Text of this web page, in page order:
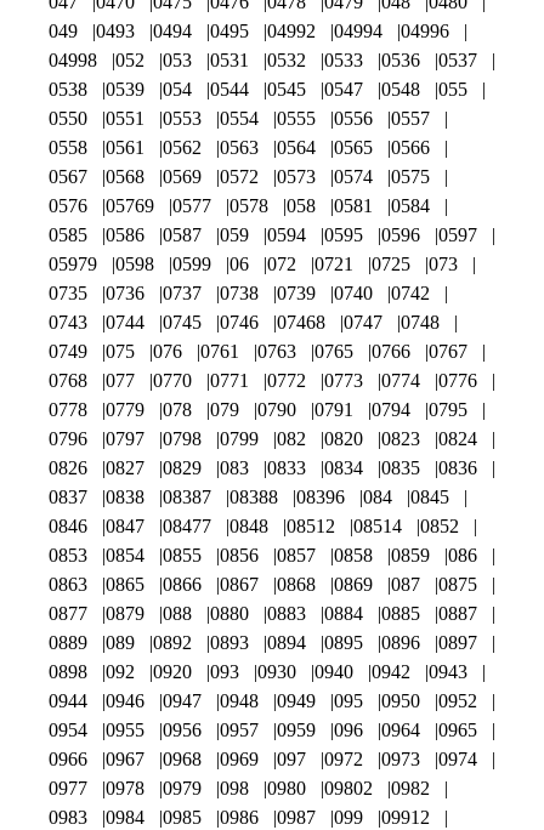
049
0493 0494 0495 04992 04994
04996
04998
052 053 0531 0532 0533 0536
0537
0538
0539 054 0544 0545 0547 0548
055
0550
0551 0553 0554 0555 0556
0557
0558
0561 0562 0563 0564 0565
0566
0567
0568 0569 0572 0573 0574
0575
0576
05769 0577 0578 058 0581
0584
0585
0586 0587 059 0594 0595 0596
0597
05979
0598 0599 06 072 0721 0725
073
0735
0736 0737 0738 0739 0740
0742
0743
0744 0745 0746 07468 0747
0748
0749
075 076 0761 0763 0765 0766
0767
0768
077 0770 0771 0772 0773 0774
0776
0778
0779 078 079 0790 0791 0794
0795
0796
0797 0798 0799 082 0820 0823
0824
0826
0827 0829 083 0833 0834 0835
0836
0837
0838 08387 08388 08396 084
0845
0846
0847 08477 0848 08512 08514
0852
0853
0854 0855 0856 0857 0858 0859
086
0863
0865 0866 0867 0868 0869 087
0875
0877
0879 088 0880 0883 0884 0885
0887
0889
089 0892 0893 0894 0895 0896
0897
0898
092 0920 093 0930 0940 0942
0943
0944
0946 0947 0948 0949 095 0950
0952
0954
0955 0956 0957 0959 096 0964
0965
0966
0967 0968 0969 097 0972 0973
0974
0977
0978 0979 098 0980 09802
0982
0983
0984 0985 0986 0987 099
09912